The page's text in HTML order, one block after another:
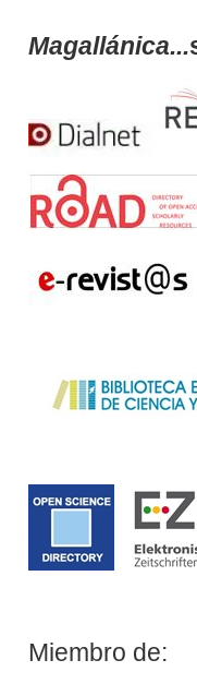
Magallánica...
Miembro de: